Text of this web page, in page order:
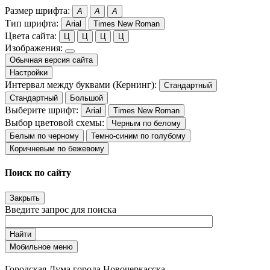
Размер шрифта: A A A
Тип шрифта: Arial Times New Roman
Цвета сайта: Ц Ц Ц Ц
Изображения:
Обычная версия сайта
Настройки
Интервал между буквами (Кернинг):
Стандартный
Стандартный
Большой
Выберите шрифт: Arial Times New Roman
Выбор цветовой схемы:
Черным по белому
Белым по черному
Темно-синим по голубому
Коричневым по бежевому
Поиск по сайту
Закрыть
Введите запрос для поиска
Найти
Мобильное меню